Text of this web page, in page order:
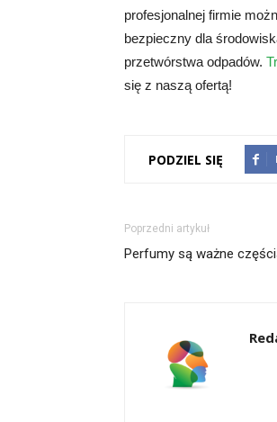
profesjonalnej firmie
bezpieczny dla
przetwórstwa odpadów.
się z naszą ofertą!
PODZIEL SIĘ
Poprzedni artykuł
Perfumy są ważne